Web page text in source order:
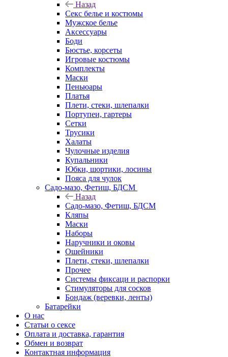
Назад
Секс белье и костюмы
Мужское белье
Аксессуары
Боди
Бюстье, корсеты
Игровые костюмы
Комплекты
Маски
Пеньюары
Платья
Плети, стеки, шлепалки
Портупеи, гартеры
Сетки
Трусики
Халаты
Чулочные изделия
Купальники
Юбки, шортики, лосины
Пояса для чулок
Садо-мазо, Фетиш, БДСМ
Назад
Садо-мазо, Фетиш, БДСМ
Кляпы
Маски
Наборы
Наручники и оковы
Ошейники
Плети, стеки, шлепалки
Прочее
Системы фиксаци и распорки
Стимуляторы для сосков
Бондаж (веревки, ленты)
Батарейки
О нас
Статьи о сексе
Оплата и доставка, гарантия
Обмен и возврат
Контактная информация